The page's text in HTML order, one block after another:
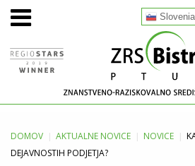
DOMOV AKTUALNE NOVICE NOVICE
DEJAVNOSTIH PODJETJA?